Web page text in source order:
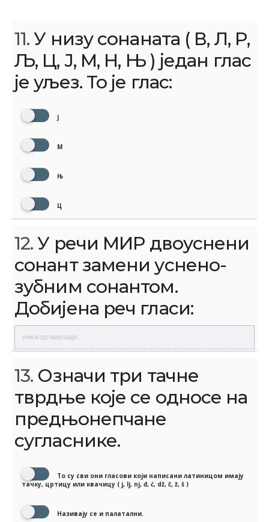
11.У низу сонаната ( В, Л, Р,
Љ, Ц, Ј, М, Н, Њ ) један глас
је уљез. То је глас:
Ј
М
Њ
Ц
12.У речи МИР двоуснени
сонант замени уснено-
зубним сонантом.
Добијена реч гласи:
13. Означи три тачне
тврдње које се односе на
предњонепчане
сугласнике.
То су сви они гласови који написани латиницом имају
тачку, цртицу или квачицу ( j, lj, nj, đ, ć, dž, č, ž, š )
Називају се и палатални.